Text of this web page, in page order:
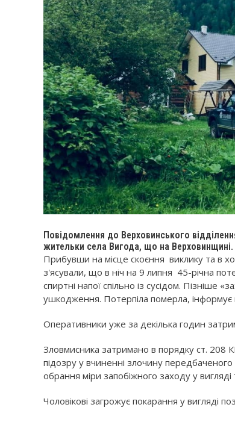
Повідомлення до Верховинського
жительки села Вигода, що на Верховинщині.
Прибувши на місце скоєння виклику та в
з'ясували, що в ніч на 9 липня 45-річна
спиртні напої спільно із сусідом. Пізніше
ушкодження. Потерпіла померла, інформує
Оперативники уже за декілька годин
Зловмисника затримано в порядку ст.
підозру у вчиненні злочину
обрання міри запобіжного заходу у
Чоловікові загрожує покарання у вигляді